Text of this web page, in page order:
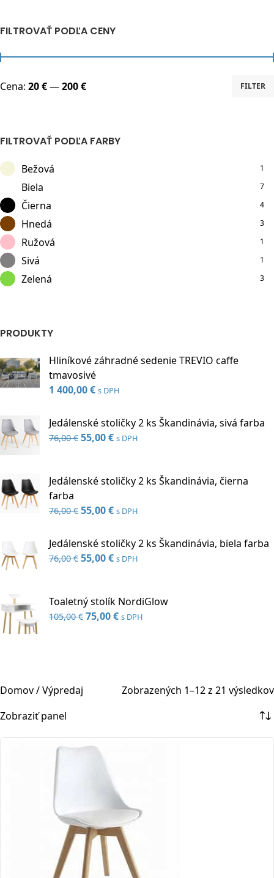
FILTROVAŤ PODĽA CENY
Minimálna
Maximálna
FILTER
Cena: 20 €—200 €
FILTROVAŤ PODĽA FARBY
Bežová 1
Biela 7
Čierna 4
Hnedá 3
Ružová 1
Sivá 1
Zelená 3
PRODUKTY
Hliníkové záhradné sedenie TREVIO caffe
tmavosivé
1 400,00€ s DPH
Jedálenské stoličky 2 ks Škandinávia, sivá farba
76,00€ Pôvodná
76,00 €.
55,00€Aktuálna
55,00 €.
s DPH
Jedálenské stoličky 2 ks Škandinávia, čierna
farba
76,00€ Pôvodná
bola:
76,00 €.
55,00€Aktuálna
je:
55,00 €.
s DPH
Jedálenské stoličky 2 ks Škandinávia, biela farba
76,00€ Pôvodná
76,00 €.
55,00€Aktuálna
55,00 €.
s DPH
Toaletný stolík NordiGlow
105,00€ Pôvodná
75,00€Aktuálna
s DPH
Domov/Výpredaj
Zobrazených 1–12 z 21 výsledkov
Zobraziť panel